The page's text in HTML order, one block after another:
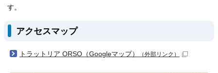
す。
アクセスマップ
トラットリア ORSO（Googleマップ） （外部リンク）